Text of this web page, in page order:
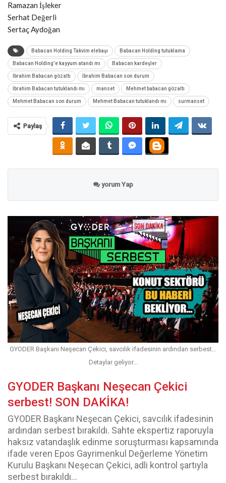
Ramazan İşleker
Serhat Değerli
Sertaç Aydoğan
Babacan Holding Takvim elebaşı Babacan Holding tutuklama
Babacan Holding'e kayyum atandı mı Babacan kardeşler
İbrahim Babacan gözaltı İbrahim Babacan son durum
İbrahim Babacan tutuklandı mı manset Mehmet babacan gözaltı
Mehmet Babacan son durum Mehmet Babacan tutuklandı mı surmanset
Paylaş
yorum Yap
GYODER Başkanı Neşecan Çekici, savcılık ifadesinin ardından serbest...
Detaylar geliyor...
GYODER Başkanı Neşecan Çekici
serbest! SON DAKİKA!
GYODER Başkanı Neşecan Çekici, savcılık ifadesinin
ardından serbest bırakıldı. Sahte ekspertiz raporuyla
haksız vatandaşlık edinme soruşturması kapsamında
ifade veren Epos Gayrimenkul Değerleme Yönetim
Kurulu Başkanı Neşecan Çekici, adli kontrol şartıyla
serbest bırakıldı...